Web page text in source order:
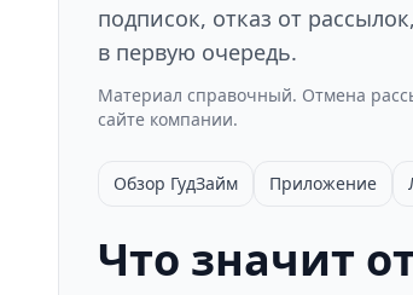
подписок, отказ от
в первую очередь.
Материал справочный. Отмена
сайте компании.
Обзор ГудЗайм Приложение
Что значит